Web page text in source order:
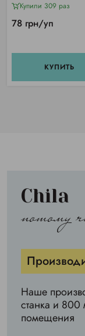
Купили 309 раз
78 грн/уп
КУПИТЬ
Chila
потому
Наше
станка и 800
помещения